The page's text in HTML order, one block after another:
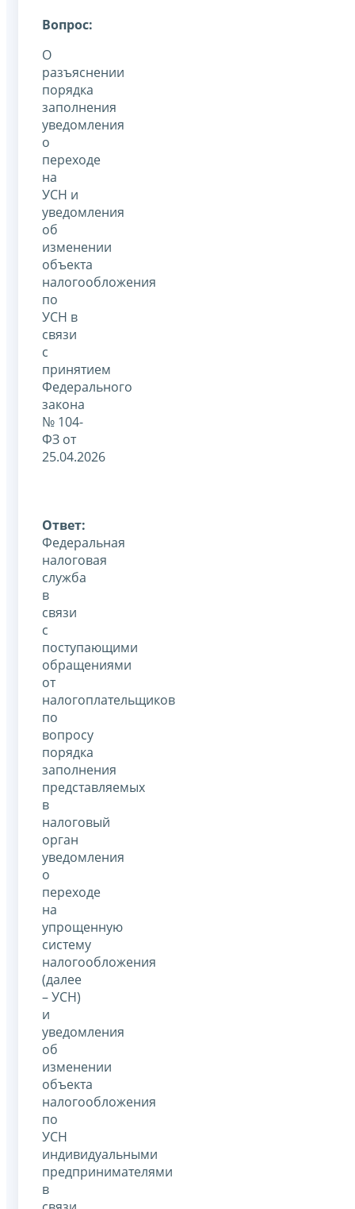
Вопрос:
О
разъяснении
порядка
заполнения
уведомления
о
переходе
на
УСН и
уведомления
об
изменении
объекта
налогообложения
по
УСН в
связи
с
принятием
Федерального
закона
№ 104-
ФЗ от
25.04.2026
Ответ:
Федеральная
налоговая
служба
в
связи
с
поступающими
обращениями
от
налогоплательщиков
по
вопросу
порядка
заполнения
представляемых
в
налоговый
орган
уведомления
о
переходе
на
упрощенную
систему
налогообложения
(далее
– УСН)
и
уведомления
об
изменении
объекта
налогообложения
по
УСН
индивидуальными
предпринимателями
в